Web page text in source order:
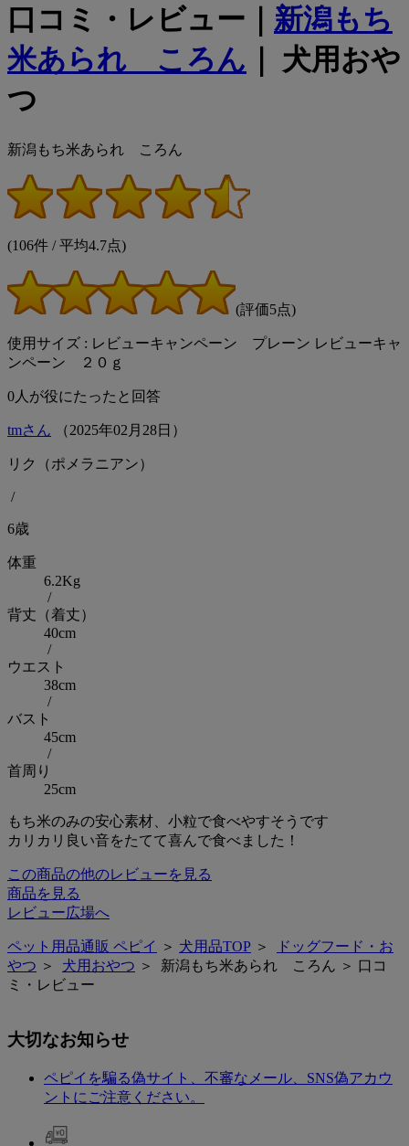
口コミ・レビュー｜ 新潟もち
米あられ ころん ｜ 犬用おや
つ
新潟もち米あられ ころん
(106件 / 平均4.7点)
(評価5点)
使用サイズ : レビューキャンペーン プレーン レビューキャ
ンペーン ２０ｇ
0 人が役にたったと回答
tmさん （2025年02 月 28日）
リク（ポメラニアン）
/
6歳
体重
6.2Kg
/
背丈（着丈）
40cm
/
ウエスト
38cm
/
バスト
45cm
/
首周り
25cm
もち米のみの安心素材、小粒で食べやすそうです
カリカリ良い音をたてて喜んで食べました！
この商品の他のレビューを見る
商品を見る
レビュー広場へ
ペット用品通販 ペピイ ＞ 犬用品TOP ＞
ドッグフード・お
やつ ＞ 犬用おやつ ＞ 新潟もち米あられ ころん ＞ 口コ
ミ・レビュー
大切なお知らせ
ペピイを騙る偽サイト、不審なメール、SNS偽アカウ
ントにご注意ください。